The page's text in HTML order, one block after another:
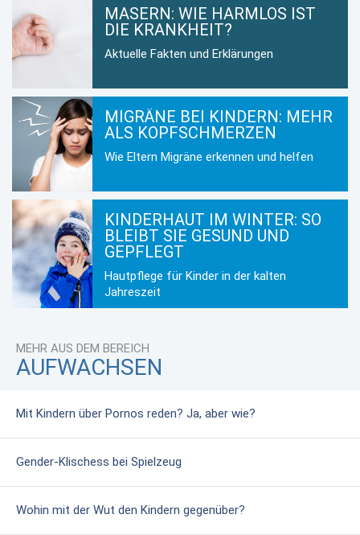
MASERN: WIE HARMLOS IST
DIE KRANKHEIT?
Aktuelle Fakten und Erklärungen
MIGRÄNE BEI KINDERN: MEHR
ALS KOPFSCHMERZEN
Wie Eltern Migräne erkennen und helfen
KINDERHAUT IM WINTER: SO
BLEIBT SIE GESUND UND
GEPFLEGT
Hautpflege für Kinder in der kalten
Jahreszeit
MEHR AUS DEM BEREICH
AUFWACHSEN
Mit Kindern über Pornos reden? Ja, aber wie?
Gender-Klischess bei Spielzeug
Wohin mit der Wut den Kindern gegenüber?